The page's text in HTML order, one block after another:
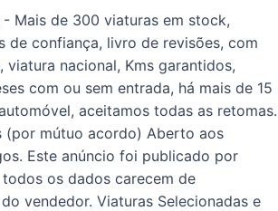
Mais de 300 viaturas em stock,
de confiança, livro de revisões, com
viatura nacional, Kms garantidos,
com ou sem entrada, há mais de 15
aceitamos todas as retomas.
(por mútuo acordo) Aberto aos
Este anúncio foi publicado por
os dados carecem de
vendedor. Viaturas Selecionadas e